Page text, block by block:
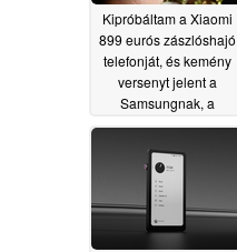
Kipróbáltam a Xiaomi
899 eurós zászlóshajó
telefonját, és kemény
versenyt jelent a
Samsungnak, a
Google-nak és a